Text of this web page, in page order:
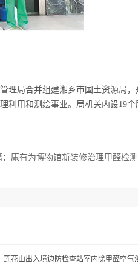
理局合并组建湘乡市国土资源局
利用和测绘事业。局机关内设19
康有为博物馆新装修治理甲醛检
莲花山出入境边防检查站室内除甲醛空气